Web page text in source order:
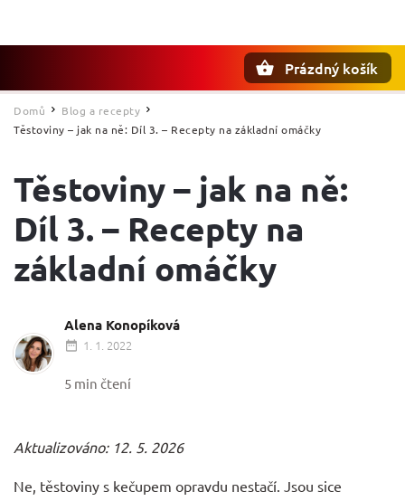
Prázdný košík
Domů / Blog a recepty /
Těstoviny – jak na ně: Díl 3. – Recepty na základní omáčky
Těstoviny – jak na ně:
Díl 3. – Recepty na
základní omáčky
Alena Konopíková
1. 1. 2022
5 min čtení
Aktualizováno: 12. 5. 2026
Ne, těstoviny s kečupem opravdu nestačí. Jsou sice